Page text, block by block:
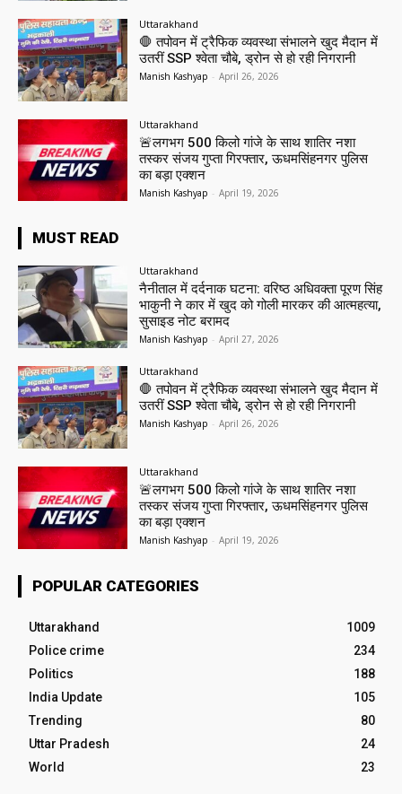
Uttarakhand
🛑 तपोवन में ट्रैफिक व्यवस्था संभालने खुद मैदान में
उतरीं SSP श्वेता चौबे, ड्रोन से हो रही निगरानी
Manish Kashyap - April 26, 2026
Uttarakhand
🚨लगभग 500 किलो गांजे के साथ शातिर नशा
तस्कर संजय गुप्ता गिरफ्तार, ऊधमसिंहनगर पुलिस
का बड़ा एक्शन
Manish Kashyap - April 19, 2026
MUST READ
Uttarakhand
नैनीताल में दर्दनाक घटना: वरिष्ठ अधिवक्ता पूरण सिंह
भाकुनी ने कार में खुद को गोली मारकर की आत्महत्या,
सुसाइड नोट बरामद
Manish Kashyap - April 27, 2026
Uttarakhand
🛑 तपोवन में ट्रैफिक व्यवस्था संभालने खुद मैदान में
उतरीं SSP श्वेता चौबे, ड्रोन से हो रही निगरानी
Manish Kashyap - April 26, 2026
Uttarakhand
🚨लगभग 500 किलो गांजे के साथ शातिर नशा
तस्कर संजय गुप्ता गिरफ्तार, ऊधमसिंहनगर पुलिस
का बड़ा एक्शन
Manish Kashyap - April 19, 2026
POPULAR CATEGORIES
Uttarakhand
1009
Police crime
234
Politics
188
India Update
105
Trending
80
Uttar Pradesh
24
World
23